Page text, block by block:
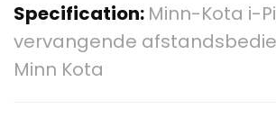
Specification: Minn-Kota i-
vervangende
Minn Kota